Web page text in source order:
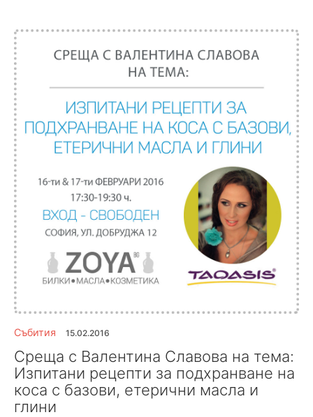
Събития 15.02.2016
Среща с Валентина Славова на тема:
Изпитани рецепти за подхранване на
коса с базови, етерични масла и
глини